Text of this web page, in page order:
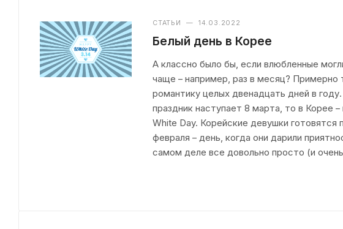
СТАТЬИ — 14.03.2022
Белый день в Корее
А классно было бы, если влюбленные
чаще – например, раз в месяц?
романтику целых двенадцать дней в
праздник наступает 8 марта, то в Корее
White Day. Корейские девушки готовятся
февраля – день, когда они дарили
самом деле все довольно просто (и